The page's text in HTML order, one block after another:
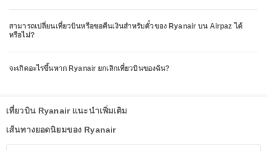
สามารถเปลี่ยนเที่ยวบินหรือขอคืนเงินสำหรับตั๋วของ Ryanair บน Airpaz ได้
หรือไม่?
จะเกิดอะไรขึ้นหาก Ryanair ยกเลิกเที่ยวบินของฉัน?
เที่ยวบิน Ryanair แนะนำเพิ่มเติม
เส้นทางยอดนิยมของ Ryanair